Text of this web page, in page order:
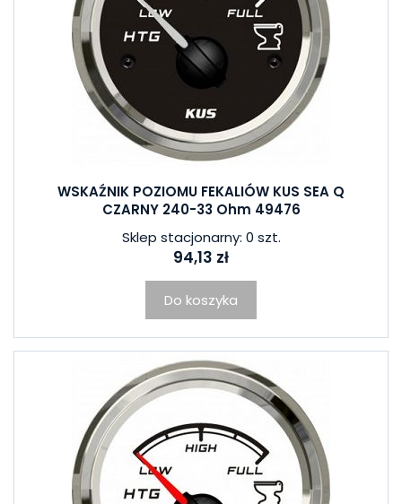
WSKAŹNIK POZIOMU FEKALIÓW KUS SEA Q
CZARNY 240-33 Ohm 49476
Sklep stacjonarny: 0 szt.
94,13 zł
Do koszyka